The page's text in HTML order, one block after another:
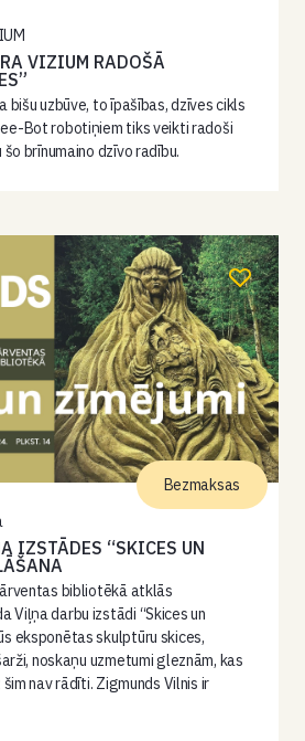
VIZIUM RADOŠĀ
bišu uzbūve, to īpašības, dzīves cikls
Bot robotiņiem tiks veikti radoši
brīnumaino dzīvo radību.
IZSTĀDES “SKICES UN
bibliotēkā atklās
Viļņa darbu izstādi “Skices un
eksponētas skulptūru skices,
noskaņu uzmetumi gleznām, kas
nav rādīti. Zigmunds Vilnis ir
Bezmaksas